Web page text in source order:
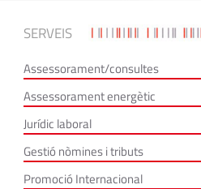
SERVEIS
Assessorament/consultes
Assessorament energètic
Jurídic laboral
Gestió nòmines i tributs
Promoció Internacional